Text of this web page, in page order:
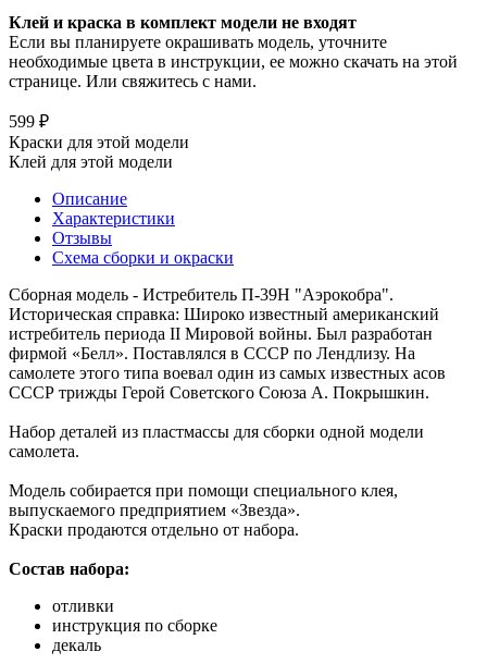
Клей и краска в комплект модели не входят
Если вы планируете окрашивать модель, уточните
необходимые цвета в инструкции, ее можно скачать на этой
странице. Или свяжитесь с нами.
599 ₽
Краски для этой модели
Клей для этой модели
Описание
Характеристики
Отзывы
Схема сборки и окраски
Сборная модель - Истребитель П-39Н "Аэрокобра".
Историческая справка: Широко известный американский
истребитель периода II Мировой войны. Был разработан
фирмой «Белл». Поставлялся в СССР по Лендлизу. На
самолете этого типа воевал один из самых известных асов
СССР трижды Герой Советского Союза А. Покрышкин.
Набор деталей из пластмассы для сборки одной модели
самолета.
Модель собирается при помощи специального клея,
выпускаемого предприятием «Звезда».
Краски продаются отдельно от набора.
Состав набора:
отливки
инструкция по сборке
декаль